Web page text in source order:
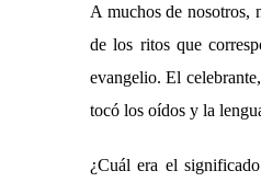
A muchos de nosotros,
de los ritos que
evangelio. El
tocó los oídos y la
¿Cuál era el